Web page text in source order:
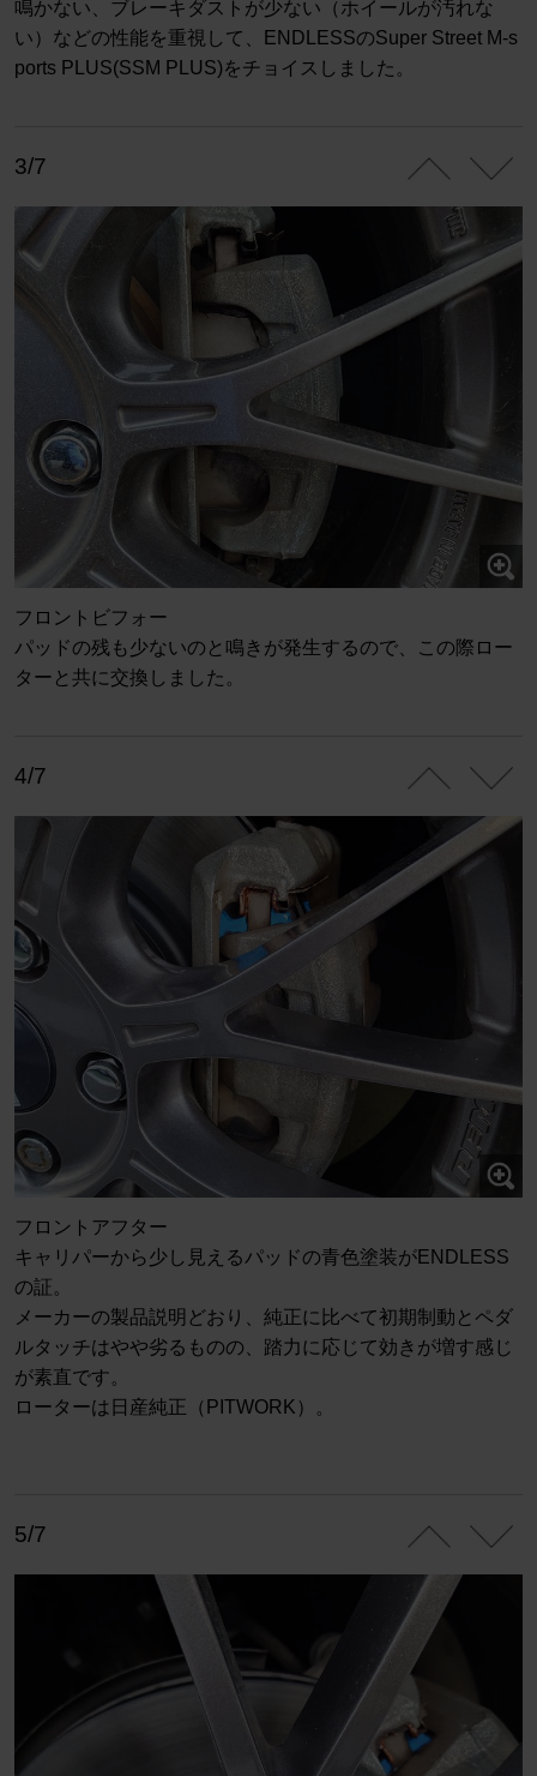
鳴かない、ブレーキダストが少ない（ホイールが汚れな
い）などの性能を重視して、ENDLESSのSuper Street M-s
ports PLUS(SSM PLUS)をチョイスしました。
3/7
フロントビフォー
パッドの残も少ないのと鳴きが発生するので、この際ロー
ターと共に交換しました。
4/7
フロントアフター
キャリパーから少し見えるパッドの青色塗装がENDLESS
の証。
メーカーの製品説明どおり、純正に比べて初期制動とペダ
ルタッチはやや劣るものの、踏力に応じて効きが増す感じ
が素直です。
ローターは日産純正（PITWORK）。
5/7